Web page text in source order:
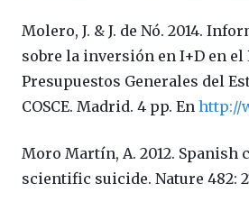
Molero, J. & J. de Nó. 2014.
sobre la inversión en I+D en el
Presupuestos Generales del
COSCE. Madrid. 4 pp. En http://
Moro Martín, A. 2012. Spanish
scientific suicide. Nature 482: